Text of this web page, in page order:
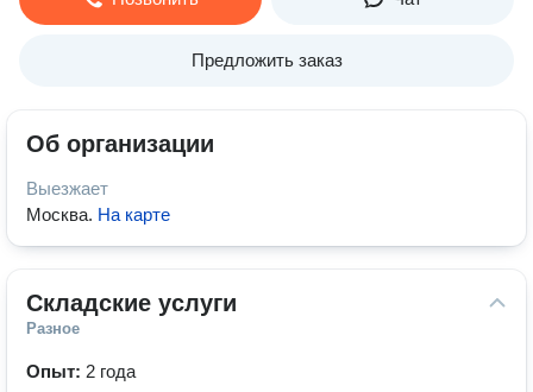
Предложить заказ
Об организации
Выезжает
Москва. На карте
Складские услуги
Разное
Опыт: 2 года